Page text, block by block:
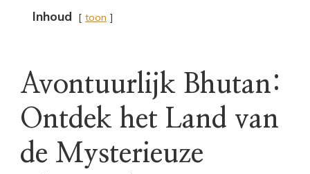
Inhoud toon
Avontuurlijk Bhutan:
Ontdek het Land van
de Mysterieuze